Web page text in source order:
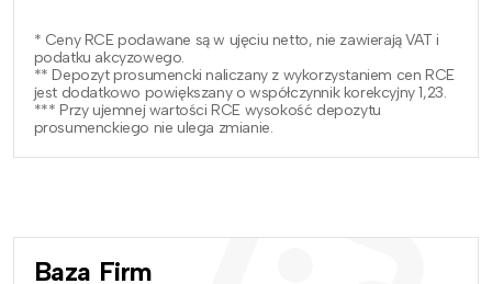
* Ceny RCE podawane są w ujęciu netto, nie zawierają VAT i
podatku akcyzowego.
** Depozyt prosumencki naliczany z wykorzystaniem cen RCE
jest dodatkowo powiększany o współczynnik korekcyjny 1,23.
*** Przy ujemnej wartości RCE wysokość depozytu
prosumenckiego nie ulega zmianie.
Baza Firm